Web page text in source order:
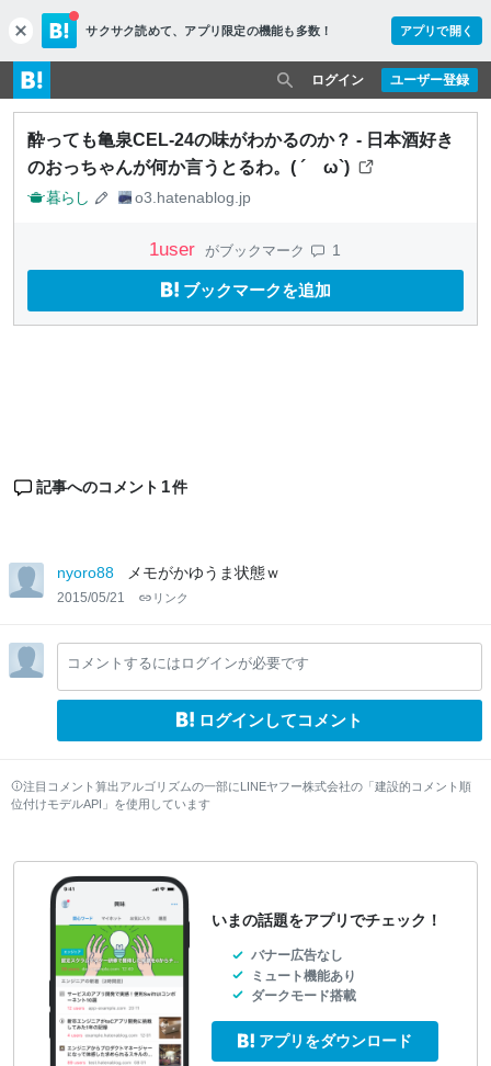
c
l
o
s
e
サクサク読めて、 アプリ限定の機能も多数！ アプリで開く
ユーザー登録
ログイン
酔っても亀泉CEL-24の味がわかるのか？ - 日本酒好き
のおっちゃんが何か言うとるわ。( ´ ω`)
暮らし o3.hatenablog.jp
1user がブックマーク 1
ブックマークを追加
記事へのコメント 1件
nyoro88 メモがかゆうま状態ｗ
2015/05/21 リンク
コメントするにはログインが必要です
ログインしてコメント
注目コメント算出アルゴリズムの一部にLINEヤフー株式会社の「建設的コメント順
位付けモデルAPI」を使用しています
いまの話題をアプリでチェック！
バナー広告なし
ミュート機能あり
ダークモード搭載
アプリをダウンロード